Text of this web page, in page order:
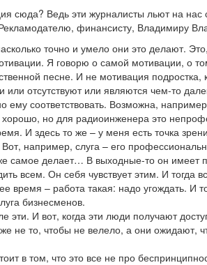
сюда? Ведь эти журналисты льют на
Рекламодателю, финансисту, Владимиру
точно и умело они это делают.
Я говорю о самой мотивации, о
песне. И не мотивация
отсутствуют или являются чем-то
соответствовать. Возможна,
хорошо, но для радиоинженера это
И здесь то же – у меня есть точка
например, слуга – его
самое делает… В выходные-то он имеет
всем. Он себя чувствует этим. И
время – работа такая: надо угождать.
бизнесменов.
И вот, когда эти люди получают
не то, чтобы не велело, а они
в том, что это все не про